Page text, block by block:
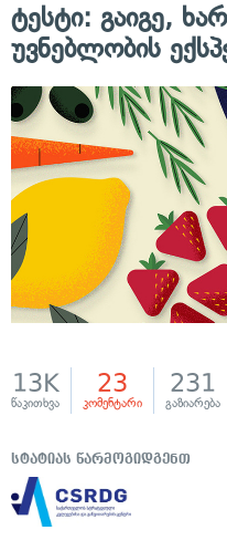
ტესტი: გაიგე,
უვნებლობის
13K
წაკითხვა
23
კომენტარი
231
გაზიარება
სტატიას წარმოგიდგენთ